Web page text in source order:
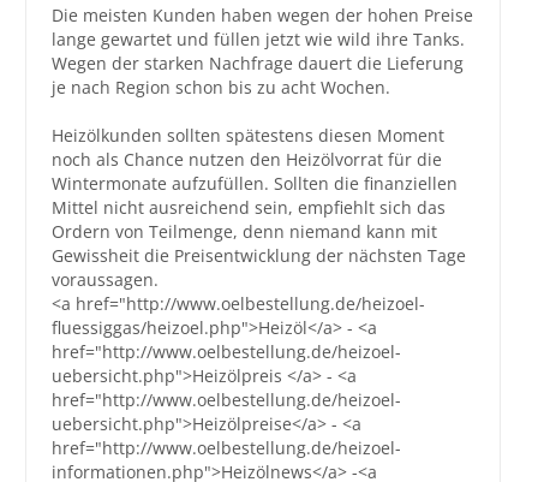
Händler
Hilfe und Kontakt
Die meisten Kunden haben wegen der hohen Preise
lange gewartet und füllen jetzt wie wild ihre Tanks.
Wegen der starken Nachfrage dauert die Lieferung
je nach Region schon bis zu acht Wochen.
Heizölkunden sollten spätestens diesen Moment
noch als Chance nutzen den Heizölvorrat für die
Wintermonate aufzufüllen. Sollten die finanziellen
Mittel nicht ausreichend sein, empfiehlt sich das
Ordern von Teilmenge, denn niemand kann mit
Gewissheit die Preisentwicklung der nächsten Tage
voraussagen.
<a href="http://www.oelbestellung.de/heizoel-
fluessiggas/heizoel.php">Heizöl</a> - <a
href="http://www.oelbestellung.de/heizoel-
uebersicht.php">Heizölpreis </a> - <a
href="http://www.oelbestellung.de/heizoel-
uebersicht.php">Heizölpreise</a> - <a
href="http://www.oelbestellung.de/heizoel-
informationen.php">Heizölnews</a> -<a